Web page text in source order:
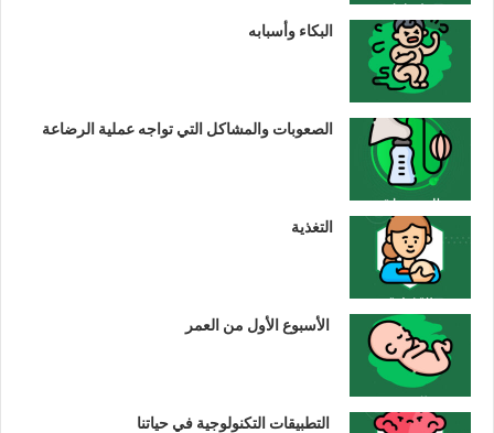
البكاء وأسبابه
الصعوبات والمشاكل التي تواجه عملية الرضاعة
التغذية
الأسبوع الأول من العمر
التطبيقات التكنولوجية في حياتنا